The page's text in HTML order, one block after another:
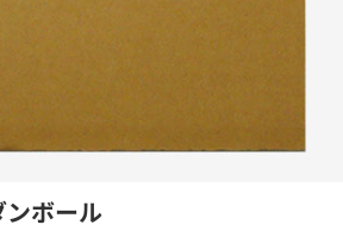
ボール